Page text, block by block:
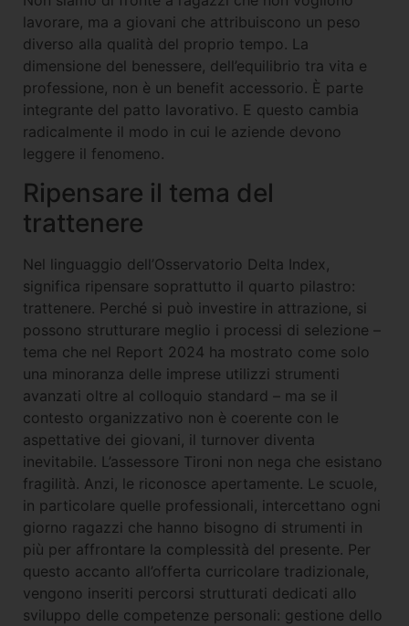
lavorare, ma a giovani che attribuiscono un peso
diverso alla qualità del proprio tempo. La
dimensione del benessere, dell’equilibrio tra vita e
professione, non è un benefit accessorio. È parte
integrante del patto lavorativo. E questo cambia
radicalmente il modo in cui le aziende devono
leggere il fenomeno.
Ripensare il tema del
trattenere
Nel linguaggio dell’Osservatorio Delta Index,
significa ripensare soprattutto il quarto pilastro:
trattenere. Perché si può investire in attrazione, si
possono strutturare meglio i processi di selezione –
tema che nel Report 2024 ha mostrato come solo
una minoranza delle imprese utilizzi strumenti
avanzati oltre al colloquio standard – ma se il
contesto organizzativo non è coerente con le
aspettative dei giovani, il turnover diventa
inevitabile. L’assessore Tironi non nega che esistano
fragilità. Anzi, le riconosce apertamente. Le scuole,
in particolare quelle professionali, intercettano ogni
giorno ragazzi che hanno bisogno di strumenti in
più per affrontare la complessità del presente. Per
questo accanto all’offerta curricolare tradizionale,
vengono inseriti percorsi strutturati dedicati allo
sviluppo delle competenze personali: gestione dello